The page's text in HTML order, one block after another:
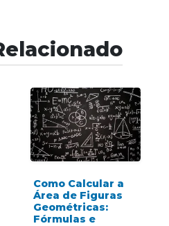
Como Calcular a
Área de Figuras
Geométricas:
Fórmulas e